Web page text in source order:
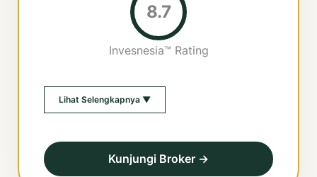
8.7
Invesnesia™ Rating
Lihat Selengkapnya ▼
Kunjungi Broker →